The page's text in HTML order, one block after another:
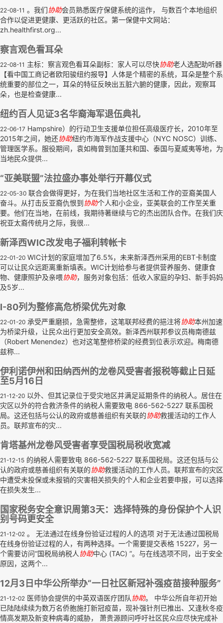
22-08-11 。我们协助会员熟悉医疗保健系统的运作， 与数百个本地组织
合作以促进更健康、更活跃的社区。第一保健中文网站：
zh.healthfirst.org...
察言观色看耳朵
22-08-11 主标：察言观色看耳朵副标：家人可以尽快协助老人选配助听器
【看中国工商记者欧阳骏纽约报导】人体是个精密的系统，耳朵是整个系
统重要的部位之一，耳朵的特征反映出五脏六腑的健康，因此，观察耳
朵，也是检查健康...
纽约百人见证3名华裔海军退伍典礼
22-06-17 Hampshire）的行动卫生支援单位担任高级医疗长，2010年至
2015年之间，她还协助纽约市海军作战支援中心（NYC NOSC）训练、
管理医学系。服役期间，袁如梅曾到加蓬共和国、泰国与夏威夷等地，为
当地民众提供...
“亚美联盟”法拉盛办事处举行开幕仪式
22-05-30 联合会做得更好，为在我们当地社区生活和工作的亚裔美国人
奋斗。从打击反亚裔仇恨到协助个人和小企业，亚美联会的工作至关重
要。他们在当地，在前线，我期待著继续与它的杰出团队合作。在我们庆
祝亚太裔传统月之际，我很...
新泽西WIC改发电子福利转帐卡
22-01-20 WIC计划的家庭增加了6.5%，未来新泽西州采用的EBT卡制度
可以让民众远距离重新填表。WIC计划给参与者提供营养服务、健康食
物、健康照护及亲喂协助，服务对象包括：低收入家庭的孕妇、新手妈妈
及5岁...
I-80列为整修高危桥梁优先对象
22-01-20 承受严重磨损，急需整修，这笔联邦经费的挹注将协助本州加速
为桥梁升级，让民众出行更加安全高效。新泽西州联邦参议员梅南德兹
（Robert Menendez）也对这笔整修桥梁的经费到位表示欢迎。梅南德
兹称...
伊利诺伊州和田纳西州的龙卷风受害者报税等截止日延
至5月16日
21-12-20 以外、但其记录位于受灾地区并满足延期条件的纳税人。居住在
灾区以外的符合救济条件的纳税人需要致电 866-562-5227 联系国税
局。这还包括与公认的政府或慈善组织有关联的协助救援活动的工作人
员。联邦宣布的灾...
肯塔基州龙卷风受害者享受国税局税收宽减
21-12-15 的纳税人需要致电 866-562-5227 联系国税局。这还包括与公
认的政府或慈善组织有关联的协助救援活动的工作人员。联邦宣布的灾区
中遭受未投保或未报销的灾害相关损失的个人和企业若要申报，可以选择
在损失发生...
国家税务安全意识周第3天：选择特殊的身份保护个人识
别号码更安全
21-12-02 。 无法通过在线身份验证过程的人的选项 对于无法通过国税局
在线身份验证过程的人，有两种选择。一个需要提交表格 15227，另一
个需要访问“国税局纳税人 协助中心 (TAC) ”。与在线选项不同，出于安全
原因，这两个...
12月3日中华公所举办“一日社区新冠补强疫苗接种服务”
21-12-02 医师协会提供的中英双语医疗团队 协助。 中华公所自年初开始
已陆陆续续为数万名侨胞施打新冠疫苗，现补强针剂已推出、又逢秋冬疫
情高发期及新变种病毒的威胁， 萧贵源顾问呼吁社区民众应尽快完成补